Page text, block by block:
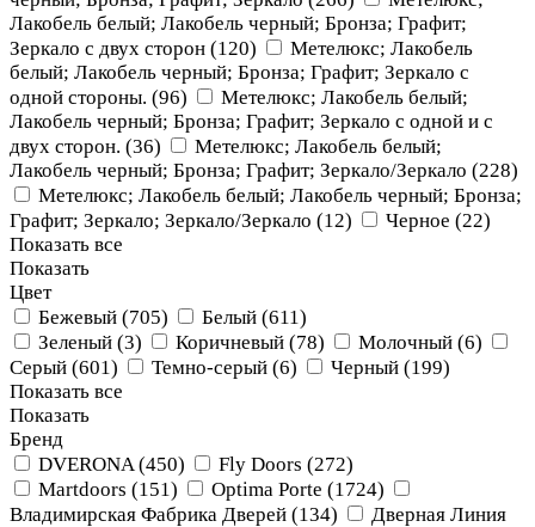
Лакобель белый; Лакобель черный; Бронза; Графит;
Зеркало с двух сторон (120)
Метелюкс; Лакобель
белый; Лакобель черный; Бронза; Графит; Зеркало с
одной cтороны. (96)
Метелюкс; Лакобель белый;
Лакобель черный; Бронза; Графит; Зеркало с одной и с
двух сторон. (36)
Метелюкс; Лакобель белый;
Лакобель черный; Бронза; Графит; Зеркало/Зеркало (228)
Метелюкс; Лакобель белый; Лакобель черный; Бронза;
Графит; Зеркало; Зеркало/Зеркало (12) Черное (22)
Показать все
Показать
Цвет
Бежевый (705) Белый (611)
Зеленый (3) Коричневый (78) Молочный (6)
Серый (601) Темно-серый (6) Черный (199)
Показать все
Показать
Бренд
DVERONA (450) Fly Doors (272)
Martdoors (151) Optima Porte (1724)
Владимирская Фабрика Дверей (134)
Дверная Линия